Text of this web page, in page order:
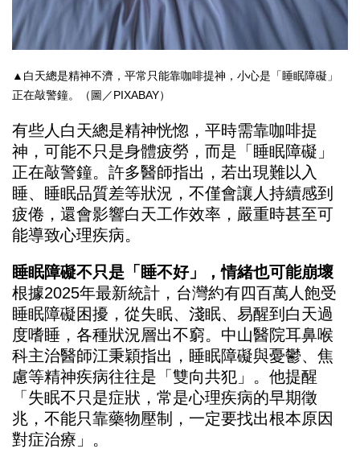
▲白天總是精神不濟，平常只能靠咖啡提神，小心是「睡眠障礙」
正在敲警鐘。（圖／PIXABAY）
有些人白天總是精神恍惚，平時需靠咖啡提
神，可能不只是身體疲勞，而是「睡眠障礙」
正在敲警鐘。許多醫師指出，若出現難以入
睡、睡眠品質差等狀況，不僅會讓人持續感到
疲倦，還會影響白天工作效率，嚴重時甚至可
能導致心理疾病。
睡眠障礙不只是「睡不好」，情緒也可能崩壞
根據2025年最新統計，台灣約有四百萬人飽受
睡眠障礙困擾，從失眠、淺眠、易醒到白天過
度嗜睡，各種狀況層出不窮。中山醫院耳鼻喉
科主治醫師江秉穎指出，睡眠障礙與憂鬱、焦
慮等精神疾病往往是「雙向共犯」。他提醒
「失眠不只是症狀，常是心理疾病的早期徵
兆，不能只靠藥物壓制，一定要找出根本原因
對症治療」。